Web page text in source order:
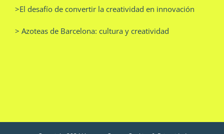
>El desafío de convertir la creatividad en innovación
> Azoteas de Barcelona: cultura y creatividad